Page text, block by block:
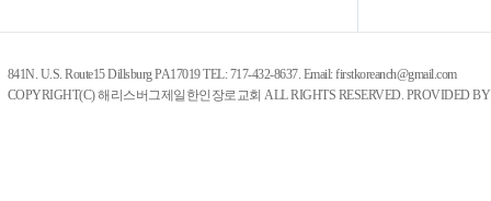
841N. U.S. Route15 Dillsburg PA17019 TEL: 717-432-8637. Email: firstkoreanch@gmail.com
COPYRIGHT(C) 해리스버그제일한인장로교회 ALL RIGHTS RESERVED. PROVIDED